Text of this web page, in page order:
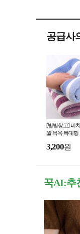
공급사
[별별창고] 비
월 목욕 특대형
디타월
3,200원
꾹AI:추